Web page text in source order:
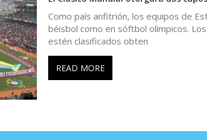
Como país anfitrión, los equipos de
béisbol como en sóftbol olímpicos.
estén clasificados obten
READ MORE